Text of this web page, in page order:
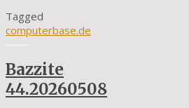
Tagged
computerbase.de
Bazzite
44.20260508